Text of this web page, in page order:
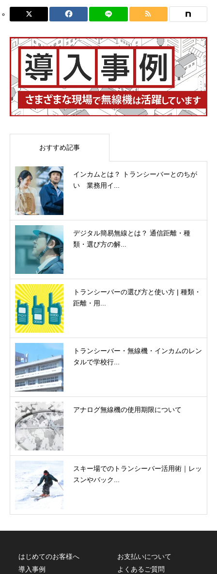
おすすめ記事
インカムとは？ トランシーバーとのちが
い 業務用イ...
デジタル簡易無線とは？ 通信距離・種
類・選び方の解...
トランシーバーの選び方と使い方 | 種類・
距離・用...
トランシーバー・無線機・インカムのレン
タルで学校行...
アナログ無線機の使用期限について
スキー場でのトランシーバー活用術｜レッ
スンやバック...
はじめてのお客様へ
導入事例
お支払いについて
よくあるご質問